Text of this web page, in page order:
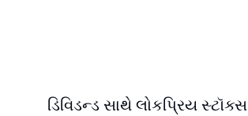
ડિવિડન્ડ સાથે લોકપ્રિય સ્ટૉક્સ